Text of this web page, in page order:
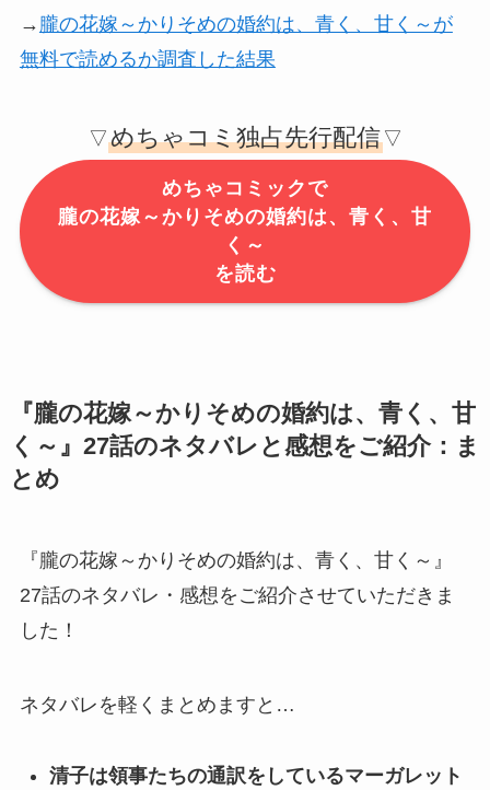
→ 朧の花嫁～かりそめの婚約は、青く、甘く～が
無料で読めるか調査した結果
▽めちゃコミ独占先行配信▽
めちゃコミックで
朧の花嫁～かりそめの婚約は、青く、甘
く～
を読む
『朧の花嫁～かりそめの婚約は、青く、甘
く～』27話のネタバレと感想をご紹介：ま
とめ
『朧の花嫁～かりそめの婚約は、青く、甘く～』
27話のネタバレ・感想をご紹介させていただきま
した！
ネタバレを軽くまとめますと…
清子は領事たちの通訳をしているマーガレット